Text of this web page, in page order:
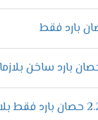
من اتلاف
تعمل على
كربونى يعمل على
حتى نحافظ